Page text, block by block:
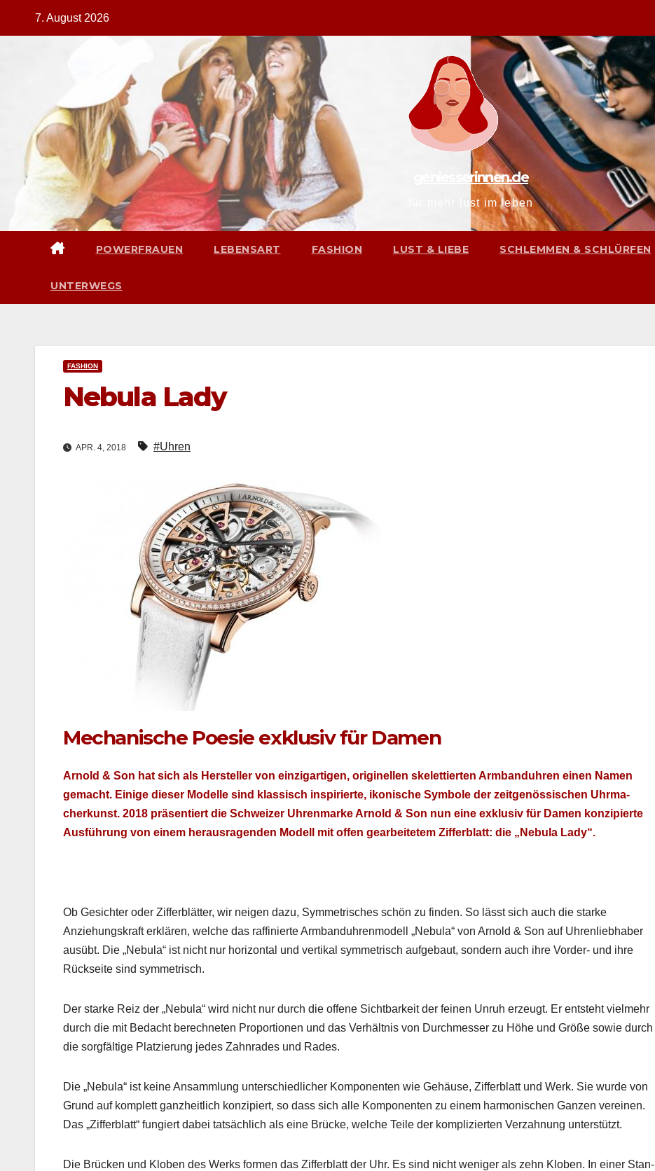
7. August 2026
geniesserinnen.de
für mehr lust im leben
POWERFRAUEN LEBENSART FASHION LUST & LIEBE SCHLEMMEN & SCHLÜRFEN
UNTERWEGS
FASHION
Nebula Lady
APR. 4, 2018 #Uhren
Mechanische Poesie exklusiv für Damen
Arnold & Son hat sich als Her­steller von einzi­gar­ti­gen, orig­inellen skelet­tierten Arm­ban­duhren einen Namen
gemacht. Einige dieser Mod­elle sind klas­sisch inspiri­erte, ikonis­che Sym­bole der zeit­genös­sis­chen Uhrma­
cherkun­st. 2018 präsen­tiert die Schweiz­er Uhren­marke Arnold & Son nun eine exk­lu­siv für Damen konzip­ierte
Aus­führung von einem her­aus­ra­gen­den Mod­ell mit offen gear­beit­etem Zif­ferblatt: die „Neb­u­la Lady“.
Ob Gesichter oder Zif­ferblät­ter, wir neigen dazu, Sym­metrisches schön zu find­en. So lässt sich auch die starke
Anziehungskraft erk­lären, welche das raf­finierte Arm­ban­duhren­mod­ell „Neb­u­la“ von Arnold & Son auf Uhren­lieb­haber
ausübt. Die „Neb­u­la“ ist nicht nur hor­i­zon­tal und ver­tikal sym­metrisch aufge­baut, son­dern auch ihre Vorder- und ihre
Rück­seite sind sym­metrisch.
Der starke Reiz der „Neb­u­la“ wird nicht nur durch die offene Sicht­barkeit der feinen Unruh erzeugt. Er entste­ht vielmehr
durch die mit Bedacht berech­neten Pro­por­tio­nen und das Ver­hält­nis von Durchmess­er zu Höhe und Größe sowie durch
die sorgfältige Platzierung jedes Zah­n­rades und Rades.
Die „Neb­u­la“ ist keine Ansamm­lung unter­schiedlich­er Kom­po­nen­ten wie Gehäuse, Zif­ferblatt und Werk. Sie wurde von
Grund auf kom­plett ganzheitlich konzip­iert, so dass sich alle Kom­po­nen­ten zu einem har­monis­chen Ganzen vere­inen.
Das „Zif­ferblatt“ fungiert dabei tat­säch­lich als eine Brücke, welche Teile der kom­plizierten Verzah­nung unter­stützt.
Die Brück­en und Kloben des Werks for­men das Zif­ferblatt der Uhr. Es sind nicht weniger als zehn Kloben. In ein­er Stan­